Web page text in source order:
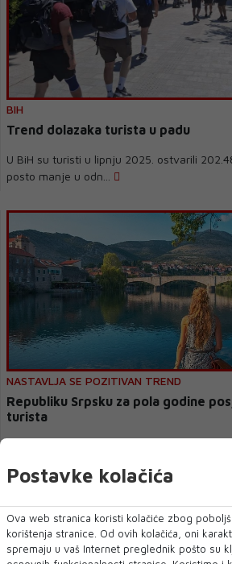
BIH
Trend dolazaka turista u padu
U BiH su turisti u lipnju 2025. ostvarili
posto manje u odn...
NASTAVLJA SE POZITIVAN TREND
Republiku Srpsku za pola godine
turista
Postavke kolačića
Ova web stranica koristi kolačiće zbog
korištenja stranice. Od ovih kolačića, oni
spremaju u vaš Internet preglednik pošto su